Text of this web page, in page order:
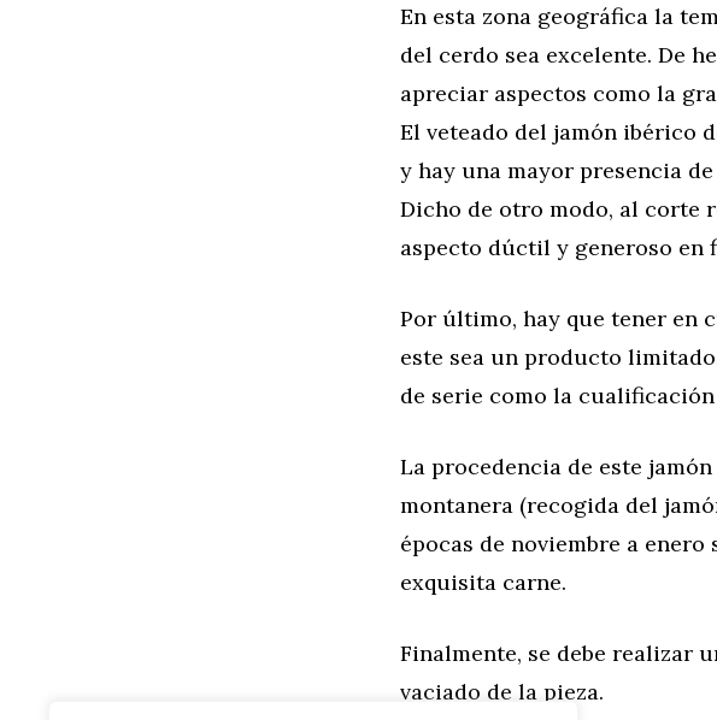
En esta zona geográfica la
del cerdo sea excelente. De
apreciar aspectos como la
El veteado del jamón ibérico
y hay una mayor presencia
Dicho de otro modo, al corte
aspecto dúctil y generoso en
Por último, hay que tener en
este sea un producto
de serie como la cualificación
La procedencia de este
montanera (recogida del
épocas de noviembre a
exquisita carne.
Finalmente, se debe realizar
vaciado de la pieza.